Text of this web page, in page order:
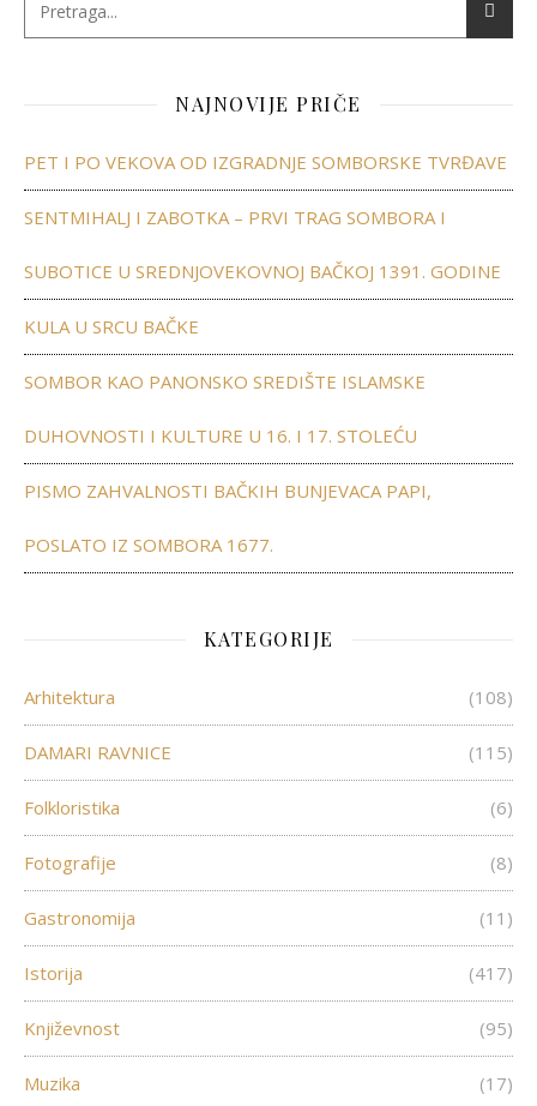
NAJNOVIJE PRIČE
PET I PO VEKOVA OD IZGRADNJE SOMBORSKE TVRĐAVE
SENTMIHALJ I ZABOTKA – PRVI TRAG SOMBORA I
SUBOTICE U SREDNJOVEKOVNOJ BAČKOJ 1391. GODINE
KULA U SRCU BAČKE
SOMBOR KAO PANONSKO SREDIŠTE ISLAMSKE
DUHOVNOSTI I KULTURE U 16. I 17. STOLEĆU
PISMO ZAHVALNOSTI BAČKIH BUNJEVACA PAPI,
POSLATO IZ SOMBORA 1677.
KATEGORIJE
Arhitektura (108)
DAMARI RAVNICE (115)
Folkloristika (6)
Fotografije (8)
Gastronomija (11)
Istorija (417)
Književnost (95)
Muzika (17)